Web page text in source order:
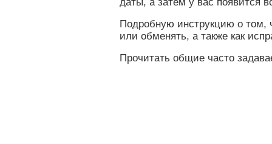
Подробную инструкцию о том,
или обменять, а также как
Прочитать общие часто